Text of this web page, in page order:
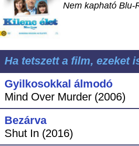
Nem kapható Blu-
Ha tetszett a film, ezeket
Gyilkosokkal álmodó
Mind Over Murder (2006)
Bezárva
Shut In (2016)